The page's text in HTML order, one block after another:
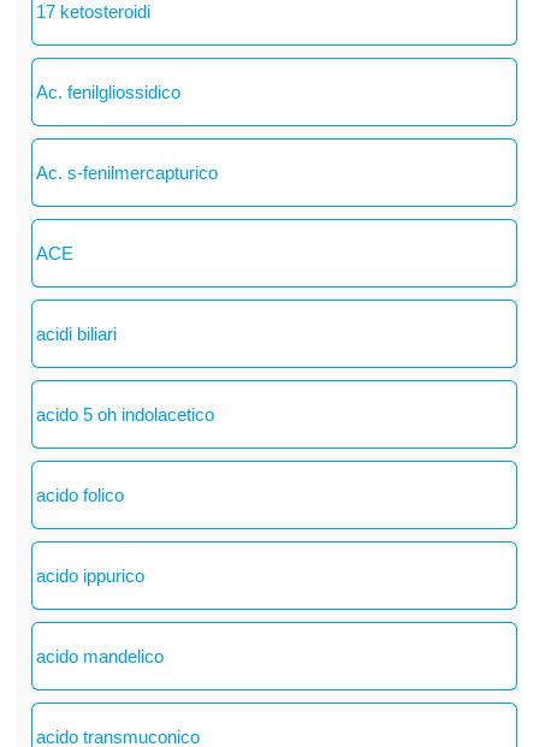
17 ketosteroidi
Ac. fenilgliossidico
Ac. s-fenilmercapturico
ACE
acidi biliari
acido 5 oh indolacetico
acido folico
acido ippurico
acido mandelico
acido transmuconico